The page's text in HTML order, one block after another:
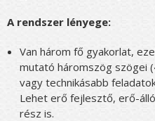
A rendszer lényege:
Van három fő gyakorlat,
mutató háromszög szögei
vagy technikásabb
Lehet erő fejlesztő, erő-
rész is.